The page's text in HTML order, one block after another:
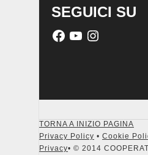
SEGUICI SU
TORNA A INIZIO PAGINA
Privacy Policy • Cookie
Privacy• © 2014